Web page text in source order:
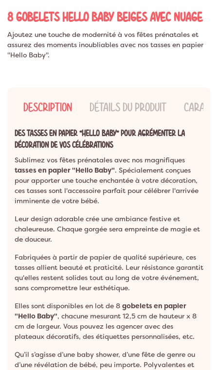
8 GOBELETS HELLO BABY BEIGES AVEC NUAGE
Ajoutez une touche de modernité à vos fêtes prénatales et
assurez des moments inoubliables avec nos tasses en papier
"Hello Baby".
DESCRIPTION DÉTAILS DU PRODUIT
DES TASSES EN PAPIER "HELLO BABY" POUR AGRÉMENTER LA
DÉCORATION DE VOS CÉLÉBRATIONS
Sublimez vos fêtes prénatales avec nos magnifiques
tasses en papier "Hello Baby". Spécialement conçues
pour apporter une touche enchantée à votre décoration,
ces tasses sont l'accessoire parfait pour célébrer l'arrivée
imminente de votre bébé.
Leur design adorable crée une ambiance festive et
chaleureuse. Chaque gorgée sera empreinte de magie et
de douceur.
Fabriquées à partir de papier de qualité supérieure, ces
tasses allient beauté et praticité. Leur résistance garantit
qu'elles restent solides tout au long de votre événement,
sans compromettre leur esthétique.
Elles sont disponibles en lot de 8 gobelets en papier
"Hello Baby", chacune mesurant 12,5 cm de hauteur x 8
cm de largeur. Vous pouvez les agencer avec des
plateaux décoratifs, des étiquettes personnalisées, etc.
Qu’il s’agisse d’une baby shower, d’une fête de genre ou
d’une révélation de bébé, peu importe. Polyvalentes et